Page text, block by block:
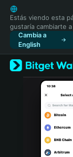
English
日本語
Tiếng Việt
Русский
Español
Türkçe
Italiano
Português (Portugal)
Bahasa Indonesia
Estás viendo esta
gustaría cambiarte a
Cambia a
English